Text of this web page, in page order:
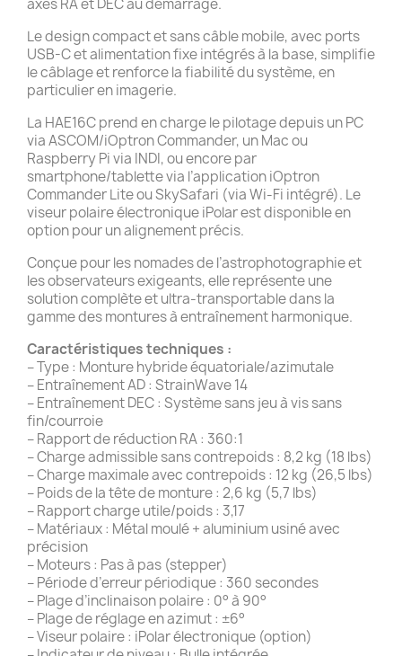
Le design compact et sans câble mobile, avec ports
USB-C et alimentation fixe intégrés à la base, simplifie
le câblage et renforce la fiabilité du système, en
particulier en imagerie.
La HAE16C prend en charge le pilotage depuis un PC
via ASCOM/iOptron Commander, un Mac ou
Raspberry Pi via INDI, ou encore par
smartphone/tablette via l’application iOptron
Commander Lite ou SkySafari (via Wi-Fi intégré). Le
viseur polaire électronique iPolar est disponible en
option pour un alignement précis.
Conçue pour les nomades de l’astrophotographie et
les observateurs exigeants, elle représente une
solution complète et ultra-transportable dans la
gamme des montures à entraînement harmonique.
Caractéristiques techniques :
– Type : Monture hybride équatoriale/azimutale
– Entraînement AD : StrainWave 14
– Entraînement DEC : Système sans jeu à vis sans
fin/courroie
– Rapport de réduction RA : 360:1
– Charge admissible sans contrepoids : 8,2 kg (18 lbs)
– Charge maximale avec contrepoids : 12 kg (26,5 lbs)
– Poids de la tête de monture : 2,6 kg (5,7 lbs)
– Rapport charge utile/poids : 3,17
– Matériaux : Métal moulé + aluminium usiné avec
précision
– Moteurs : Pas à pas (stepper)
– Période d’erreur périodique : 360 secondes
– Plage d’inclinaison polaire : 0° à 90°
– Plage de réglage en azimut : ±6°
– Viseur polaire : iPolar électronique (option)